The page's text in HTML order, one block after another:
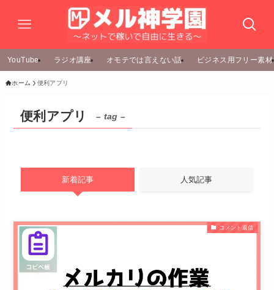
YouTube ラジオ講座 オモテでは言えない話 ビジネス用フリー素材
ホーム 便利アプリ
便利アプリ – tag –
新着記事 人気記事
コメント返信